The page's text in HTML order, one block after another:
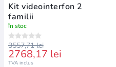
Kit videointerfon 2
familii
în stoc
3557,71 lei
2768,17 lei
TVA inclus